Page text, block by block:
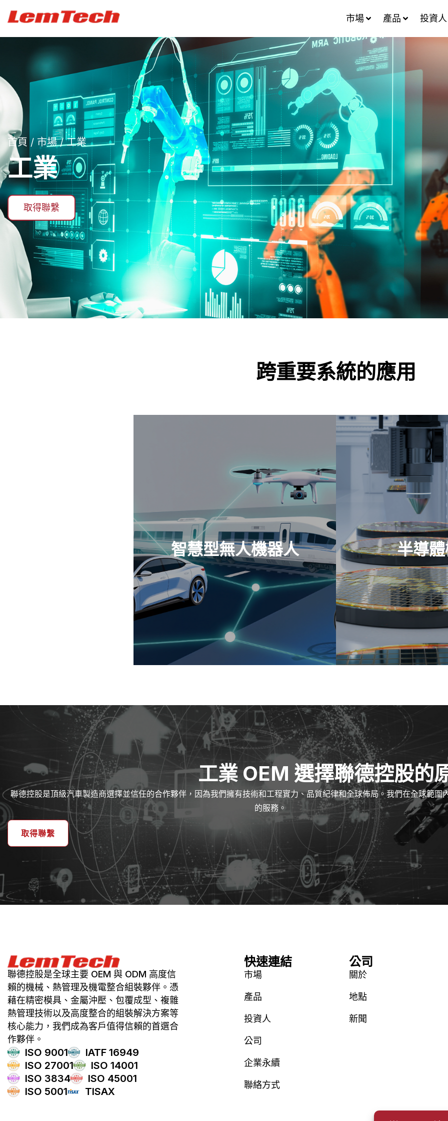
市場 產品 投資人
首頁 / 市場/ 工業
工業
取得聯繫
跨重要系統的應用
智慧型無人機器人
查看零件 半導
查看零
工業 OEM 選擇聯德控股的
聯德控股是頂級汽車製造商選擇並信任的合作夥伴，因為我們擁有技術和工程實力、品質紀律和全球佈局。我們在全球範圍
的服務。
取得聯繫
聯德控股是全球主要 OEM 與 ODM 高度信
賴的機械、熱管理及機電整合組裝夥伴。憑
藉在精密模具、金屬沖壓、包覆成型、複雜
熱管理技術以及高度整合的組裝解決方案等
核心能力，我們成為客戶值得信賴的首選合
作夥伴。
ISO 9001
IATF 16949
ISO 27001
ISO 14001
ISO 3834
ISO 45001
ISO 5001
TISAX
快速連結
市場
產品
投資人
公司
企業永續
聯絡方式
公司
關於
地點
新聞